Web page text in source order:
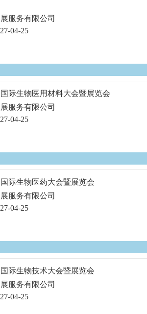
服务有限公司
04-25
际生物医用材料大会暨展览会
服务有限公司
04-25
际生物医药大会暨展览会
服务有限公司
04-25
际生物技术大会暨展览会
服务有限公司
04-25